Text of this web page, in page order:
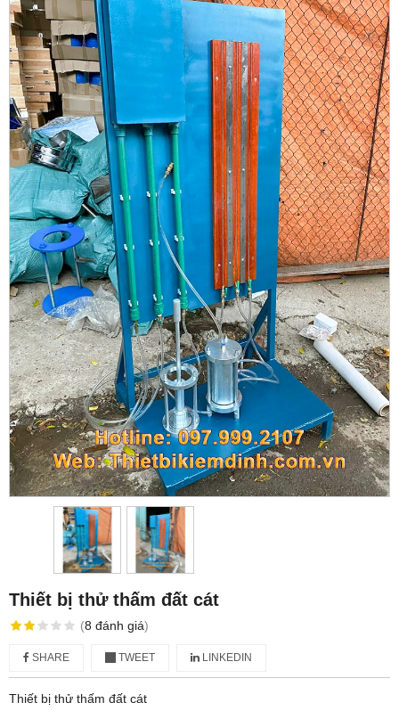
Thiết bị thử thấm đất cát
(8 đánh giá)
SHARE TWEET LINKEDIN
Thiết bị thử thấm đất cát